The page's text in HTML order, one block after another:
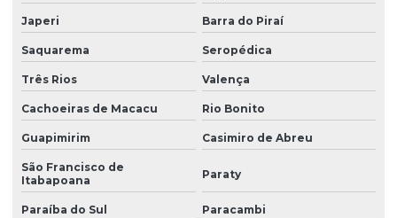
Laudo de insalubridade para mecânico
Laudo de insalubridade nr
Laudo de insalubridade nr 15
Laudo insalubridade e periculosidade
Laudo de insalubridade e periculosidade e ltcat
Japeri Barra do Piraí
Saquarema Seropédica
Três Rios Valença
Cachoeiras de Macacu Rio Bonito
Guapimirim Casimiro de Abreu
São Francisco de
Itabapoana
Paraty
Paraíba do Sul Paracambi